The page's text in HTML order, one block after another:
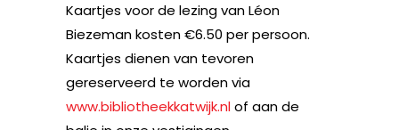
Kaartjes voor de lezing van Léon
Biezeman kosten €6.50 per persoon.
Kaartjes dienen van tevoren
gereserveerd te worden via
www.bibliotheekkatwijk.nlof aan de